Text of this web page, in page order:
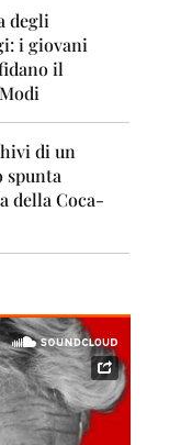
degli
i giovani
il
di un
spunta
della Coca-